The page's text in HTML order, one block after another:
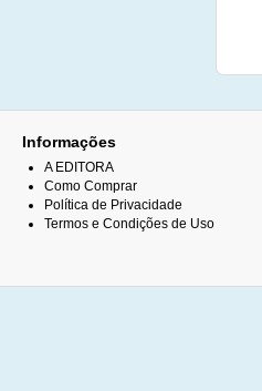
Informações
A EDITORA
Como Comprar
Política de Privacidade
Termos e Condições de Uso